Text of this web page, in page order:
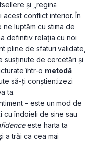
și „regina
acest conflict interior. În
luptăm cu stima de
definitiv relația cu noi
pline de sfaturi validate,
susținute de cercetări și
într-o metodă
să-ți conștientizezi
ta.
– este un mod de
cu îndoieli de sine sau
este harta ta
a trăi ca cea mai